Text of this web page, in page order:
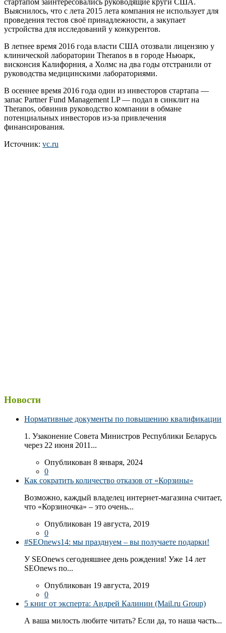
Выяснилось, что с лета 2015 лета компания не использует для
проведения тестов своё принадлежности, а закупает
устройства для исследований у конкурентов.
В летнее время 2016 года власти США отозвали лицензию у
клинической лаборатории Theranos в в городе Ньюарк,
висконсия Калифорния, а Холмс на два годы отстранили от
руководства медицинскими лабораториями.
В осеннее время 2016 года один из инвесторов стартапа —
запас Partner Fund Management LP — подал в синклит на
Theranos, обвинив руководство компании в обмане
потенциальных инвесторов из-за привлечения
финансирования.
Источник: vc.ru
Новости
Нормативные документы по повышению квалификации
1. Узаконение Совета Министров Республики Беларусь
через 22 июня 2011...
Опубликован 8 января, 2024
0
Как сократить количество отказов от «Корзины»
Возможно, каждый владелец интернет-магазина считает,
что «Корзиночка» – это очень...
Опубликован 19 августа, 2019
0
#SEOnews14: мы празднуем – вы получаете подарки!
У SEOnews сегодняшнее день рождения! Уже 14 лет
SEOnews по...
Опубликован 19 августа, 2019
0
5 книг от эксперта: Андрей Калинин (Mail.ru Group)
А ваша милость любите читать? Если да, то наша часть...